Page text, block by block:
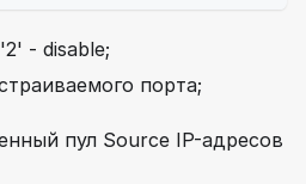
- disable;
порта;
пул Source IP-адресов